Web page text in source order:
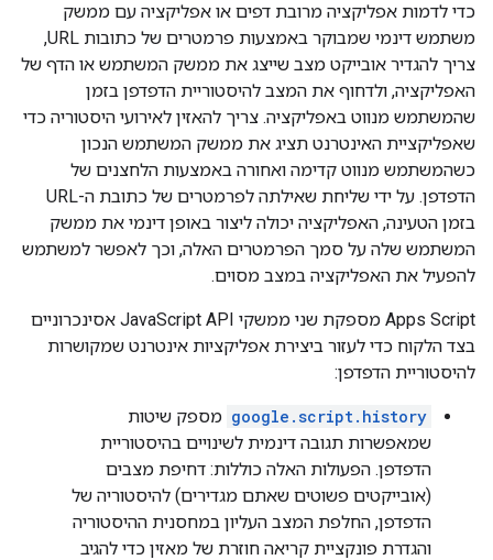
כדי לדמות אפליקציה מרובת דפים או אפליקציה עם ממשק
משתמש דינמי שמבוקר באמצעות פרמטרים של כתובות URL,
צריך להגדיר אובייקט מצב שייצג את ממשק המשתמש או הדף של
האפליקציה, ולדחוף את המצב להיסטוריית הדפדפן בזמן
שהמשתמש מנווט באפליקציה. צריך להאזין לאירועי היסטוריה כדי
שאפליקציית האינטרנט תציג את ממשק המשתמש הנכון
כשהמשתמש מנווט קדימה ואחורה באמצעות הלחצנים של
הדפדפן. על ידי שליחת שאילתה לפרמטרים של כתובת ה-URL
בזמן הטעינה, האפליקציה יכולה ליצור באופן דינמי את ממשק
המשתמש שלה על סמך הפרמטרים האלה, וכך לאפשר למשתמש
להפעיל את האפליקציה במצב מסוים.
‫Apps Script מספקת שני ממשקי JavaScript API אסינכרוניים
בצד הלקוח כדי לעזור ביצירת אפליקציות אינטרנט שמקושרות
להיסטוריית הדפדפן:
google.script.history מספק שיטות
שמאפשרות תגובה דינמית לשינויים בהיסטוריית
הדפדפן. הפעולות האלה כוללות: דחיפת מצבים
(אובייקטים פשוטים שאתם מגדירים) להיסטוריה של
הדפדפן, החלפת המצב העליון במחסנית ההיסטוריה
והגדרת פונקציית קריאה חוזרת של מאזין כדי להגיב